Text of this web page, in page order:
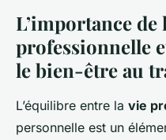
L’importance
professionnelle
le bien-être au
L’équilibre entre la vie
personnelle est un